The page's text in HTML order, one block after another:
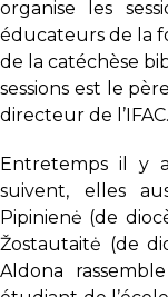
organise les
éducateurs de la
de la catéchèse
sessions est le
directeur de l’IFAC.
Entretemps il y
suivent, elles
Pipinienė (de
Žostautaitė (de
Aldona